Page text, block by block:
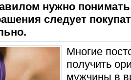
нужно понимать
следует
Многие
получить
мужчины в